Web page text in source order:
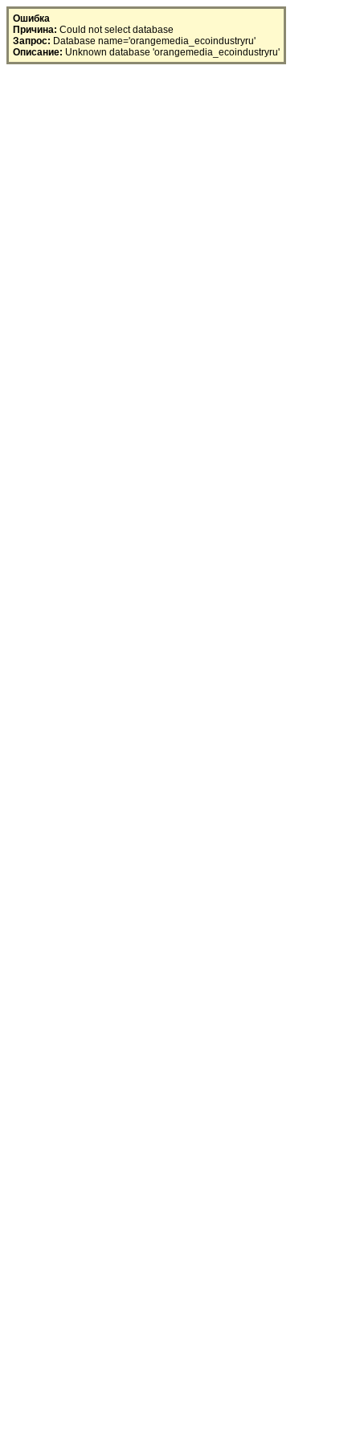
Ошибка
Причина: Could not select database
Запрос: Database name='orangemedia_ecoindustryru'
Описание: Unknown database 'orangemedia_ecoindustryru'
SQL Error